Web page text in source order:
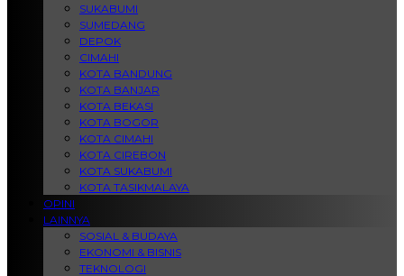
SUKABUMI
SUMEDANG
DEPOK
CIMAHI
KOTA BANDUNG
KOTA BANJAR
KOTA BEKASI
KOTA BOGOR
KOTA CIMAHI
KOTA CIREBON
KOTA SUKABUMI
KOTA TASIKMALAYA
OPINI
LAINNYA
SOSIAL & BUDAYA
EKONOMI & BISNIS
TEKNOLOGI